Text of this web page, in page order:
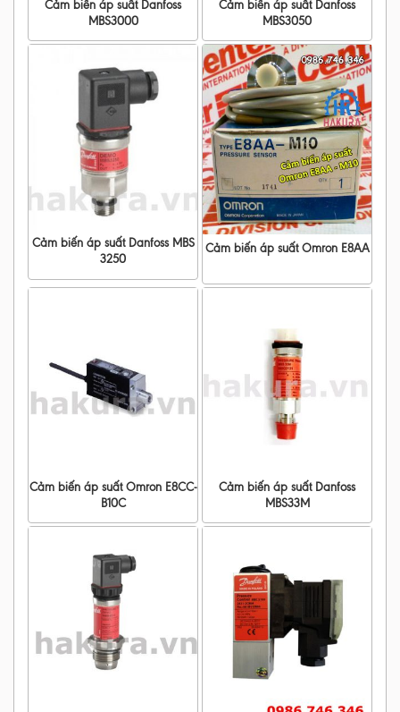
Cảm biến áp suất Danfoss
MBS3000
Cảm biến áp suất Danfoss
MBS3050
Cảm biến áp suất Danfoss MBS
3250
Cảm biến áp suất Omron E8AA
Cảm biến áp suất Omron E8CC-
B10C
Cảm biến áp suất Danfoss
MBS33M